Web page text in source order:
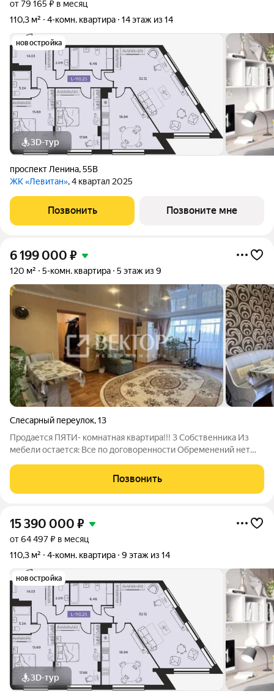
от 79 165 ₽ в месяц
110,3 м²
4-комн. квартира 14 этаж из 14
новостройка
3D-тур
проспект Ленина,55В
ЖК «Левитан», 4 квартал 2025
Позвонить Позвоните мне
6 199 000 ₽
120 м² 5-комн. квартира 5 этаж из 9
Слесарный переулок,13
Продается ПЯТИ- комнатная квартира!!! 3 Собственника Из
мебели остается: Все по договоренности Обременений нет
ваpиант для большой семьи, кто xочeт пеpeеxaть из сельcкой
меcтнoсти или
Позвонить
15 390 000 ₽
от 64 497 ₽ в месяц
110,3 м²
4-комн. квартира 9 этаж из 14
новостройка
3D-тур